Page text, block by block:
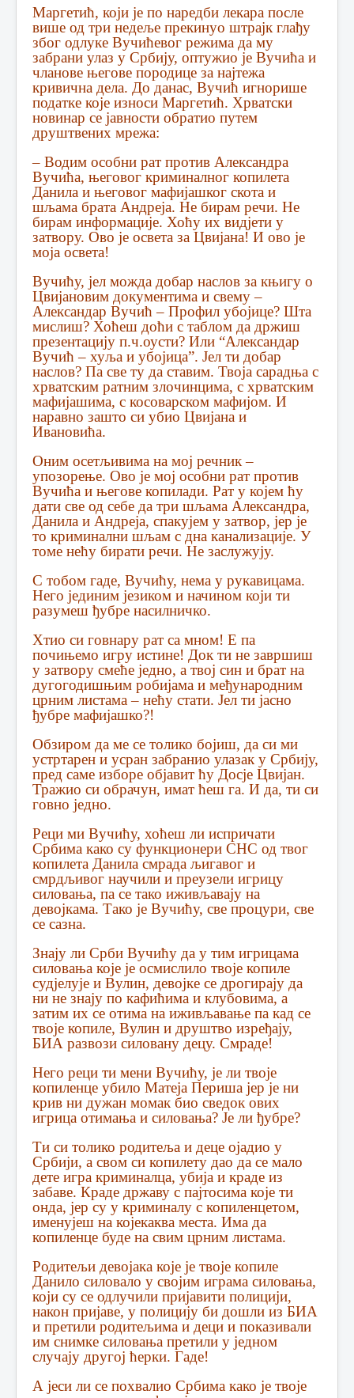
Маргетић, који је по наредби лекара после
више од три недеље прекинуо штрајк глађу
због одлуке Вучићевог режима да му
забрани улаз у Србију, оптужио је Вучића и
чланове његове породице за најтежа
кривична дела. До данас, Вучић игнорише
податке које износи Маргетић. Хрватски
новинар се јавности обратио путем
друштвених мрежа:
– Водим особни рат против Александра
Вучића, његовог криминалног копилета
Данила и његовог мафијашког скота и
шљама брата Андреја. Не бирам речи. Не
бирам информације. Хоћу их видјети у
затвору. Ово је освета за Цвијана! И ово је
моја освета!
Вучићу, јел можда добар наслов за књигу о
Цвијановим документима и свему –
Александар Вучић – Профил убојице? Шта
мислиш? Хоћеш доћи с таблом да држиш
презентацију п.ч.оусти? Или “Александар
Вучић – хуља и убојица”. Јел ти добар
наслов? Па све ту да ставим. Твоја сарадња с
хрватским ратним злочинцима, с хрватским
мафијашима, с косоварском мафијом. И
наравно зашто си убио Цвијана и
Ивановића.
Оним осетљивима на мој речник –
упозорење. Ово је мој особни рат против
Вучића и његове копилади. Рат у којем ћу
дати све од себе да три шљама Александра,
Данила и Андреја, спакујем у затвор, јер је
то криминални шљам с дна канализације. У
томе нећу бирати речи. Не заслужују.
С тобом гаде, Вучићу, нема у рукавицама.
Него јединим језиком и начином који ти
разумеш ђубре насилничко.
Хтио си говнару рат са мном! Е па
почињемо игру истине! Док ти не завршиш
у затвору смеће једно, а твој син и брат на
дугогодишњим робијама и међународним
црним листама – нећу стати. Јел ти јасно
ђубре мафијашко?!
Обзиром да ме се толико бојиш, да си ми
устртарен и усран забранио улазак у Србију,
пред саме изборе објавит ћу Досје Цвијан.
Тражио си обрачун, имат ћеш га. И да, ти си
говно једно.
Реци ми Вучићу, хоћеш ли испричати
Србима како су функционери СНС од твог
копилета Данила смрада љигавог и
смрдљивог научили и преузели игрицу
силовања, па се тако иживљавају на
девојкама. Тако је Вучићу, све процури, све
се сазна.
Знају ли Срби Вучићу да у тим игрицама
силовања које је осмислило твоје копиле
судјелује и Вулин, девојке се дрогирају да
ни не знају по кафићима и клубовима, а
затим их се отима на иживљавање па кад се
твоје копиле, Вулин и друштво изређају,
БИА развози силовану децу. Смраде!
Него реци ти мени Вучићу, је ли твоје
копиленце убило Матеја Периша јер је ни
крив ни дужан момак био сведок ових
игрица отимања и силовања? Је ли ђубре?
Ти си толико родитеља и деце ојадио у
Србији, а свом си копилету дао да се мало
дете игра криминалца, убија и краде из
забаве. Краде државу с пајтосима које ти
онда, јер су у криминалу с копиленцетом,
именујеш на којекаква места. Има да
копиленце буде на свим црним листама.
Родитељи девојака које је твоје копиле
Данило силовало у својим играма силовања,
који су се одлучили пријавити полицији,
након пријаве, у полицију би дошли из БИА
и претили родитељима и деци и показивали
им снимке силовања претили у једном
случају другој ћерки. Гаде!
А јеси ли се похвалио Србима како је твоје